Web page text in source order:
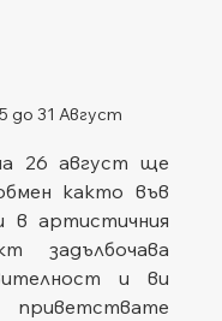
до 31 Август
26 август ще
както във
в артистичния
задълбочава
и ви